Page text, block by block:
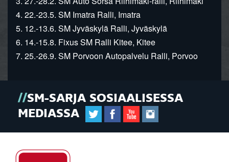
4. 22.-23.5. SM Imatra Ralli, Imatra
5. 12.-13.6. SM Jyväskylä Ralli, Jyväskylä
6. 14.-15.8. Fixus SM Ralli Kitee, Kitee
7. 25.-26.9. SM Porvoon Autopalvelu Ralli, Porvoo
SM-SARJA SOSIAALISESSA
MEDIASSA